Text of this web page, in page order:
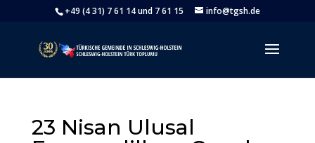
+49 (4 31) 7 61 14 und 7 61 15 info@tgsh.de
23 Nisan Ulusal